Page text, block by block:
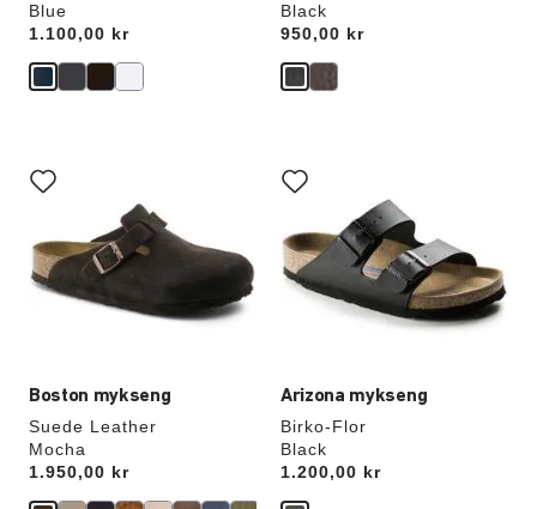
Blue
Price:
1.100,00 kr
Black
Price:
950,00 kr
Boston mykseng
Suede Leather
Mocha
Price:
1.950,00 kr
med
swatch-
vil
oppdatere
produktbildet
Arizona mykseng
Birko-Flor
Black
Price:
1.200,00 kr
med
swatch-
vil
oppdatere
produktbildet